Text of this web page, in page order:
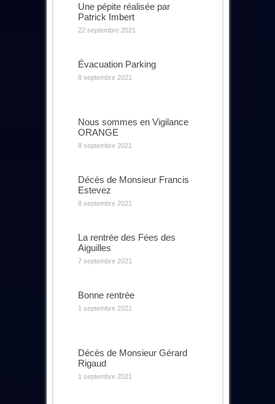
Une pépite réalisée par
Patrick Imbert
22 septembre 2021
Évacuation Parking
8 septembre 2021
Nous sommes en Vigilance
ORANGE
8 septembre 2021
Décès de Monsieur Francis
Estevez
8 septembre 2021
La rentrée des Fées des
Aiguilles
7 septembre 2021
Bonne rentrée
1 septembre 2021
Décès de Monsieur Gérard
Rigaud
1 septembre 2021